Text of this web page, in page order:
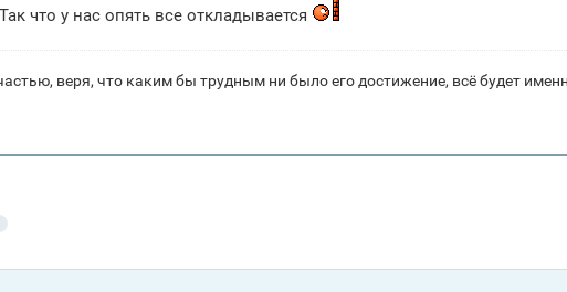
что у нас опять все откладывается
веря, что каким бы трудным ни было его достижение, всё будет